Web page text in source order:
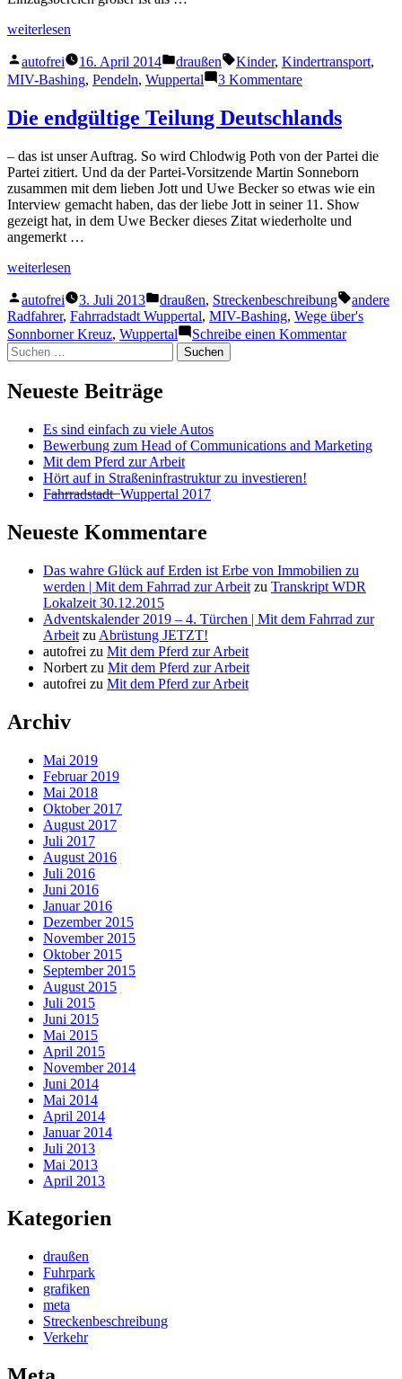
„Bring-
Abholwahnsinn“
weiterlesen
Veröffentlicht
von
autofrei 16. April 2014
Veröffentlicht
in
draußen Schlagwörter:
Kinder, Kindertransport,
MIV-Bashing, Pendeln, Wuppertal 3 Kommentarezu
Abholwahnsinn
Die endgültige Teilung Deutschlands
– das ist unser Auftrag. So wird Chlodwig Poth von der Partei die
Partei zitiert. Und da der Partei-Vorsitzende Martin Sonneborn
zusammen mit dem lieben Jott und Uwe Becker so etwas wie ein
Interview gemacht haben, das der liebe Jott in seiner 11. Show
gezeigt hat, in dem Uwe Becker dieses Zitat wiederholte und
angemerkt …
„Die
Teilung
Deutschlands“
weiterlesen
Veröffentlicht
von
autofrei 3. Juli 2013
Veröffentlicht
in
draußen, Streckenbeschreibung
andere
Radfahrer, Fahrradstadt Wuppertal, MIV-Bashing, Wege über's
Sonnborner Kreuz, Wuppertal Schreibe einen Kommentarzu
Suchen
nach:
Neueste Beiträge
Es sind einfach zu viele Autos
Bewerbung zum Head of Communications and Marketing
Mit dem Pferd zur Arbeit
Hört auf in Straßeninfrastruktur zu investieren!
F̶a̶h̶r̶r̶a̶d̶s̶t̶a̶d̶t̶ ̶ Wuppertal 2017
Neueste Kommentare
Das wahre Glück auf Erden ist Erbe von Immobilien zu
werden | Mit dem Fahrrad zur Arbeit zu Transkript WDR
Lokalzeit 30.12.2015
Adventskalender 2019 – 4. Türchen | Mit dem Fahrrad zur
Arbeit zu Abrüstung JETZT!
autofrei zu Mit dem Pferd zur Arbeit
Norbert zu Mit dem Pferd zur Arbeit
autofrei zu Mit dem Pferd zur Arbeit
Archiv
Mai 2019
Februar 2019
Mai 2018
Oktober 2017
August 2017
Juli 2017
August 2016
Juli 2016
Juni 2016
Januar 2016
Dezember 2015
November 2015
Oktober 2015
September 2015
August 2015
Juli 2015
Juni 2015
Mai 2015
April 2015
November 2014
Juni 2014
Mai 2014
April 2014
Januar 2014
Juli 2013
Mai 2013
April 2013
Kategorien
draußen
Fuhrpark
grafiken
meta
Streckenbeschreibung
Verkehr